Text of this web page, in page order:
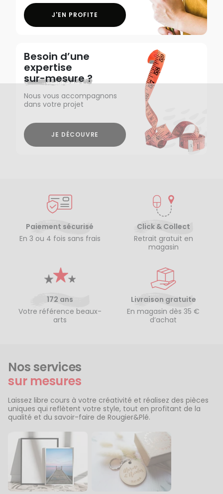
J'EN PROFITE
Besoin d’une
expertise
sur-mesure ?
Nous vous accompagnons
dans votre projet
JE DÉCOUVRE
Paiement sécurisé
En 3 ou 4 fois sans frais
Click & Collect
Retrait gratuit en
magasin
172 ans
Votre référence beaux-
arts
Livraison gratuite
En magasin dès 35 €
d’achat
Nos services
sur mesures
Laissez libre cours à votre créativité et réalisez des pièces
uniques qui reflètent votre style, tout en profitant de la
qualité et du savoir-faire de Rougier&Plé.